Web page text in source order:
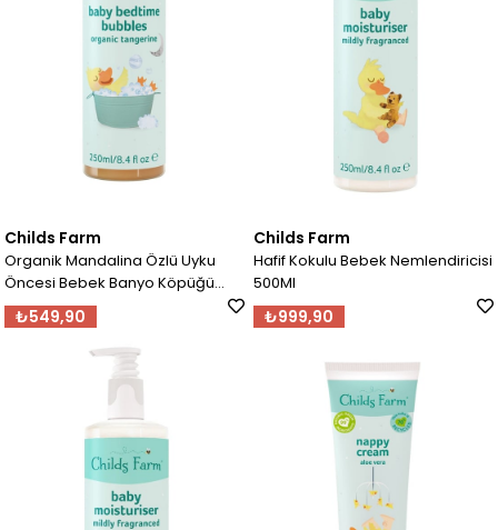
Childs Farm
Organik Mandalina Özlü Uyku
Öncesi Bebek Banyo Köpüğü
250Ml
₺549,90
Childs Farm
Hafif Kokulu Bebek Nemlendiricisi
500Ml
₺999,90